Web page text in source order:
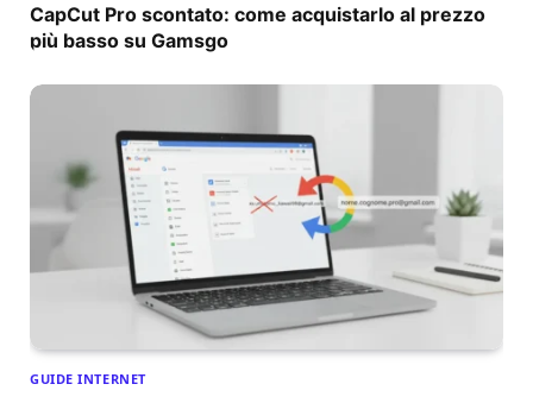
CapCut Pro scontato: come acquistarlo al prezzo
più basso su Gamsgo
GUIDE INTERNET